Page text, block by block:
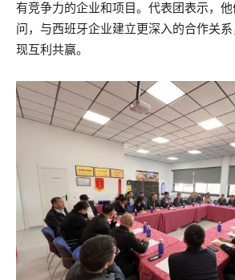
有竞争力的企业和项目。代表团表示，
问，与西班牙企业建立更深入的合作关
现互利共赢。